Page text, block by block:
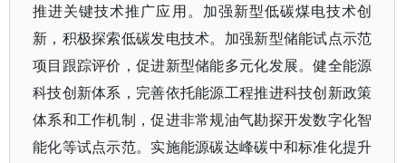
推进关键技术推广应用。加强新型低碳煤电技术创
新，积极探索低碳发电技术。加强新型储能试点示范
项目跟踪评价，促进新型储能多元化发展。健全能源
科技创新体系，完善依托能源工程推进科技创新政策
体系和工作机制，促进非常规油气勘探开发数字化智
能化等试点示范。实施能源碳达峰碳中和标准化提升